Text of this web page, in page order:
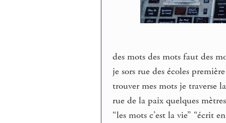
des mots des mots faut des
je sors rue des écoles
trouver mes mots je traverse
rue de la paix quelques
“les mots c’est la vie” “écrit